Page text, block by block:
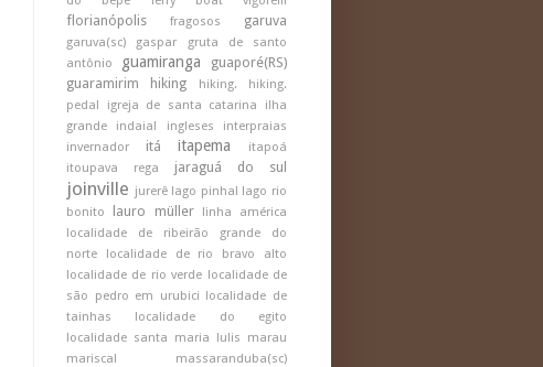
florianópolis fragosos garuva
garuva(sc) gaspar
gruta de santo
antônio
guamiranga
guaporé(RS)
guaramirim
hiking hiking.
hiking.
pedal
igreja de santa catarina
ilha
grande
indaial ingleses
interpraias
invernador
itá itapema
itapoá
itoupava rega
jaraguá do sul
joinville jurerê lago pinhal lago rio
bonito
lauro müller
linha américa
localidade de ribeirão grande do
norte
localidade de rio bravo alto
localidade de rio verde localidade de
são pedro em urubici localidade de
tainhas
localidade do egito
localidade santa maria
lulis
marau
mariscal
massaranduba(sc)